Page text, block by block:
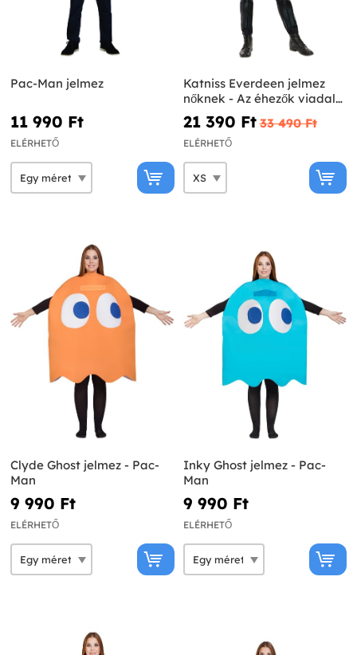
Pac-Man jelmez
11 990 Ft‎
ELÉRHETŐ
Katniss Everdeen jelmez
nőknek - Az éhezők viadala:
A kiválasztott
21 390 Ft‎ 33 490 Ft‎
ELÉRHETŐ
Clyde Ghost jelmez - Pac-
Man
9 990 Ft‎
ELÉRHETŐ
Inky Ghost jelmez - Pac-
Man
9 990 Ft‎
ELÉRHETŐ